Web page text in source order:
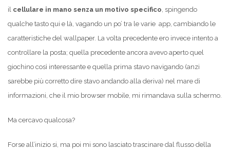
il cellulare in mano senza un motivo specifico, spingendo
qualche tasto qui e là, vagando un po’ tra le varie app, cambiando le
caratteristiche del wallpaper. La volta precedente ero invece intento a
controllare la posta; quella precedente ancora avevo aperto quel
giochino così interessante e quella prima stavo navigando (anzi
sarebbe più corretto dire stavo andando alla deriva) nel mare di
informazioni, che il mio browser mobile, mi rimandava sulla schermo.
Ma cercavo qualcosa?
Forse all’inizio si, ma poi mi sono lasciato trascinare dal flusso della